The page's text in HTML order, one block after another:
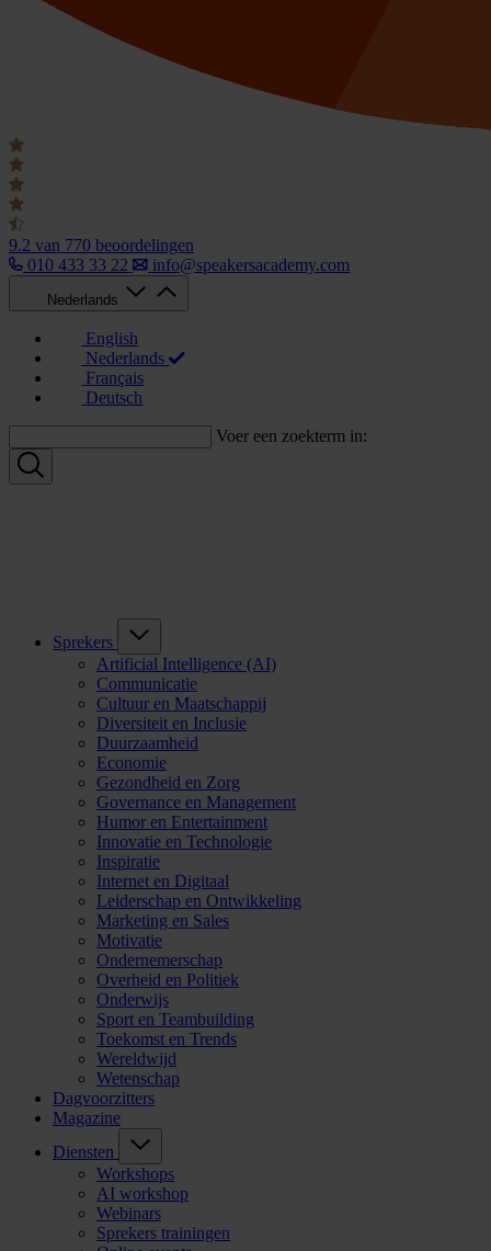
9.2 van 770 beoordelingen
010 433 33 22
info@speakersacademy.com
Nederlands
English
Nederlands
Français
Deutsch
Voer een zoekterm in:
Sprekers
Artificial Intelligence (AI)
Communicatie
Cultuur en Maatschappij
Diversiteit en Inclusie
Duurzaamheid
Economie
Gezondheid en Zorg
Governance en Management
Humor en Entertainment
Innovatie en Technologie
Inspiratie
Internet en Digitaal
Leiderschap en Ontwikkeling
Marketing en Sales
Motivatie
Ondernemerschap
Overheid en Politiek
Onderwijs
Sport en Teambuilding
Toekomst en Trends
Wereldwijd
Wetenschap
Dagvoorzitters
Magazine
Diensten
Workshops
AI workshop
Webinars
Sprekers trainingen